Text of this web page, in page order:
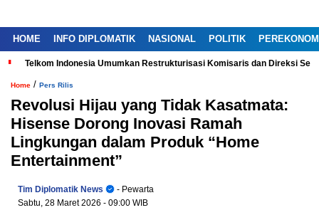
HOME INFO DIPLOMATIK NASIONAL POLITIK
Telkom Indonesia Umumkan Restrukturisasi Komisaris dan Direksi
Home / Pers Rilis
Revolusi Hijau yang Tidak Kasatmata:
Hisense Dorong Inovasi Ramah
Lingkungan dalam Produk “Home
Entertainment”
Tim Diplomatik News
- Pewarta
Sabtu, 28 Maret 2026 - 09:00 WIB